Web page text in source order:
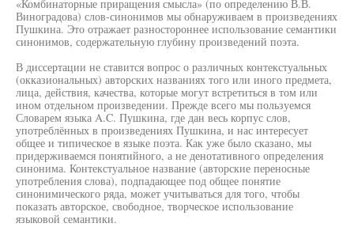
«Комбинаторные приращения смысла» (по определению В.В.
Виноградова) слов-синонимов мы обнаруживаем в произведениях
Пушкина. Это отражает разностороннее использование семантики
синонимов, содержательную глубину произведений поэта.
В диссертации не ставится вопрос о различных контекстуальных
(окказиональных) авторских названиях того или иного предмета,
лица, действия, качества, которые могут встретиться в том или
ином отдельном произведении. Прежде всего мы пользуемся
Словарем языка A.C. Пушкина, где дан весь корпус слов,
употреблённых в произведениях Пушкина, и нас интересует
общее и типическое в языке поэта. Как уже было сказано, мы
придерживаемся понятийного, а не денотативного определения
синонима. Контекстуальное название (авторские переносные
употребления слова), подпадающее под общее понятие
синонимического ряда, может учитываться для того, чтобы
показать авторское, свободное, творческое использование
языковой семантики.